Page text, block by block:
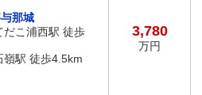
那城
だこ浦西駅 徒歩
嶺駅 徒歩4.5km
3,780
万円